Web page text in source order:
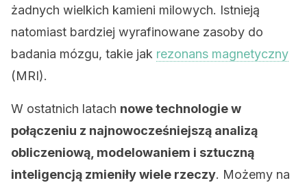
żadnych wielkich kamieni milowych. Istnieją
natomiast bardziej wyrafinowane zasoby do
badania mózgu, takie jak rezonans magnetyczny
(MRI).
W ostatnich latach nowe technologie w
połączeniu z najnowocześniejszą analizą
obliczeniową, modelowaniem i sztuczną
inteligencją zmieniły wiele rzeczy. Możemy na